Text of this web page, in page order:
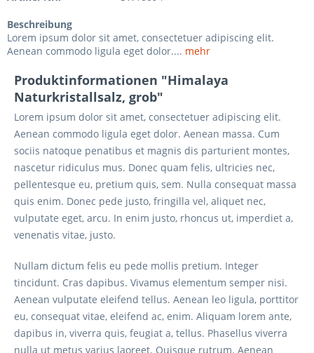
Beschreibung
Lorem ipsum dolor sit amet, consectetuer adipiscing elit.
Aenean commodo ligula eget dolor.... mehr
Produktinformationen "Himalaya
Naturkristallsalz, grob"
Lorem ipsum dolor sit amet, consectetuer adipiscing elit.
Aenean commodo ligula eget dolor. Aenean massa. Cum
sociis natoque penatibus et magnis dis parturient montes,
nascetur ridiculus mus. Donec quam felis, ultricies nec,
pellentesque eu, pretium quis, sem. Nulla consequat massa
quis enim. Donec pede justo, fringilla vel, aliquet nec,
vulputate eget, arcu. In enim justo, rhoncus ut, imperdiet a,
venenatis vitae, justo.
Nullam dictum felis eu pede mollis pretium. Integer
tincidunt. Cras dapibus. Vivamus elementum semper nisi.
Aenean vulputate eleifend tellus. Aenean leo ligula, porttitor
eu, consequat vitae, eleifend ac, enim. Aliquam lorem ante,
dapibus in, viverra quis, feugiat a, tellus. Phasellus viverra
nulla ut metus varius laoreet. Quisque rutrum. Aenean